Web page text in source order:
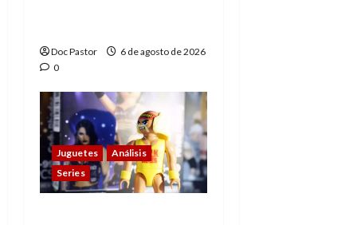
Doc Pastor
6 de agosto de 2026
0
Juguetes
Análisis
Series